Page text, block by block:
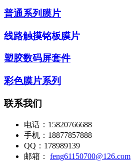
普通系列膜片
线路触摸铭板膜片
塑胶数码屏套件
彩色膜片系列
联系我们
电话： 15820766688
手机： 18877857888
QQ： 178989139
邮箱：
feng61150700@126.com